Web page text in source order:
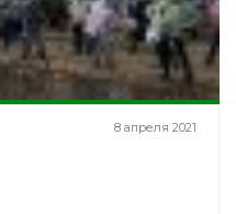
8 апреля 2021